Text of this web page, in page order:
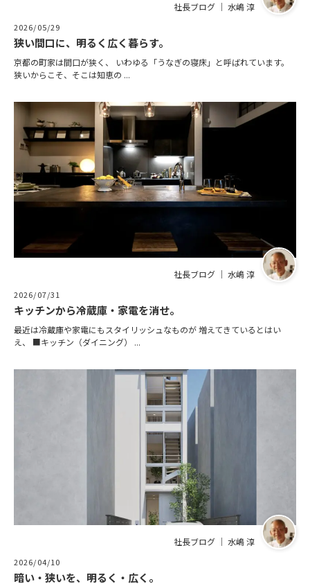
社長ブログ ｜ 水嶋 淳
2026/05/29
狭い間口に、明るく広く暮らす。
京都の町家は間口が狭く、 いわゆる「うなぎの寝床」と呼ばれています。
狭いからこそ、そこは知恵の ...
社長ブログ ｜ 水嶋 淳
2026/07/31
キッチンから冷蔵庫・家電を消せ。
最近は冷蔵庫や家電にもスタイリッシュなものが 増えてきているとはい
え、 ■キッチン（ダイニング） ...
社長ブログ ｜ 水嶋 淳
2026/04/10
暗い・狭いを、明るく・広く。